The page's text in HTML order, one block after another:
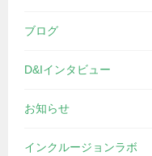
ブログ
D&Iインタビュー
お知らせ
インクルージョンラボ